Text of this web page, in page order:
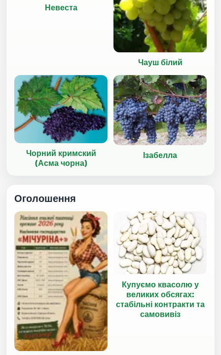
Невеста
Чауш білий
Чорний кримский
(Асма чорна)
Ізабелла
Оголошення
Купуємо квасолю у
великих обсягах:
стабільні контракти та
самовивіз